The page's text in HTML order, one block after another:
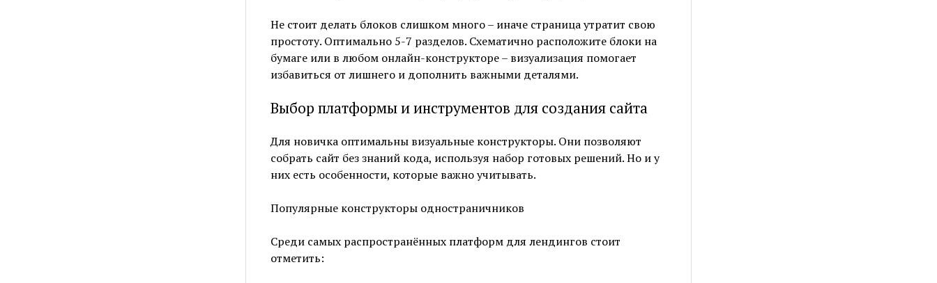
Не стоит делать блоков слишком много – иначе страница утратит свою
простоту. Оптимально 5-7 разделов. Схематично расположите блоки на
бумаге или в любом онлайн-конструкторе – визуализация помогает
избавиться от лишнего и дополнить важными деталями.
Выбор платформы и инструментов для создания сайта
Для новичка оптимальны визуальные конструкторы. Они позволяют
собрать сайт без знаний кода, используя набор готовых решений. Но и у
них есть особенности, которые важно учитывать.
Популярные конструкторы одностраничников
Среди самых распространённых платформ для лендингов стоит
отметить: